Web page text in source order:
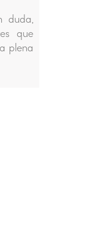
duda,
que
plena